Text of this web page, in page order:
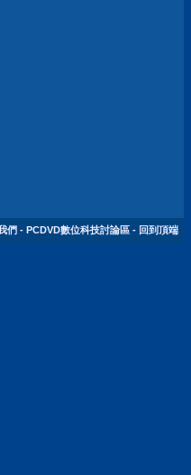
們 - PCDVD數位科技討論區 - 回到頂端